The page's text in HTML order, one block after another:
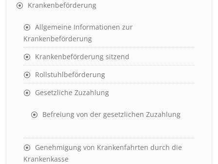
Krankenbeförderung
Allgemeine Informationen zur
Krankenbeförderung
Krankenbeförderung sitzend
Rollstuhlbeförderung
Gesetzliche Zuzahlung
Befreiung von der gesetzlichen Zuzahlung
Genehmigung von Krankenfahrten durch die
Krankenkasse